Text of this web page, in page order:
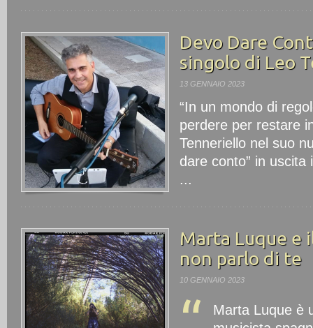
Devo Dare
singolo di Leo
13 GENNAIO 2023
“In un mondo di
perdere per restare
Tenneriello nel suo
dare conto” in
...
Marta Luque e
non parlo di te
10 GENNAIO 2023
Marta Luque è